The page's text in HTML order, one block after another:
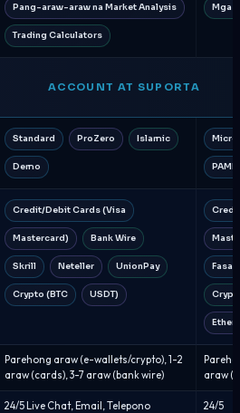
Pang-araw-araw na Market Analysis
Trading Calculators
Mga
ACCOUNT AT SUPORTA
Standard ProZero Islamic
Demo
Micro
Credit/Debit Cards (Visa
Mastercard) Bank Wire
Skrill Neteller UnionPay
Crypto (BTC USDT)
Parehong araw (e-wallets/crypto), 1-2
araw (cards), 3-7 araw (bank wire)
araw
24/5 Live Chat, Email, Telepono 24/5